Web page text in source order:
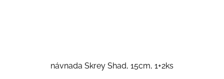
návnada Skrey Shad, 15cm, 1+2ks